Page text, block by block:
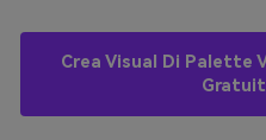
Crea Visual Di Palette